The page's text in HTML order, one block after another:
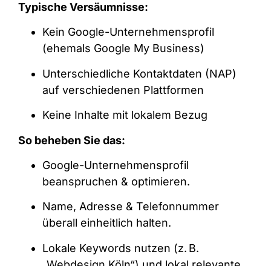
Typische Versäumnisse:
Kein Google-Unternehmensprofil
(ehemals Google My Business)
Unterschiedliche Kontaktdaten (NAP)
auf verschiedenen Plattformen
Keine Inhalte mit lokalem Bezug
So beheben Sie das:
Google-Unternehmensprofil
beanspruchen & optimieren.
Name, Adresse & Telefonnummer
überall einheitlich halten.
Lokale Keywords nutzen (z. B.